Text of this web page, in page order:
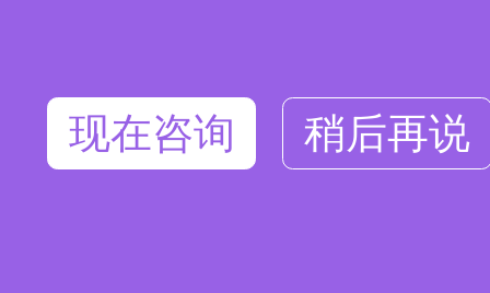
现在咨询 稍后再说